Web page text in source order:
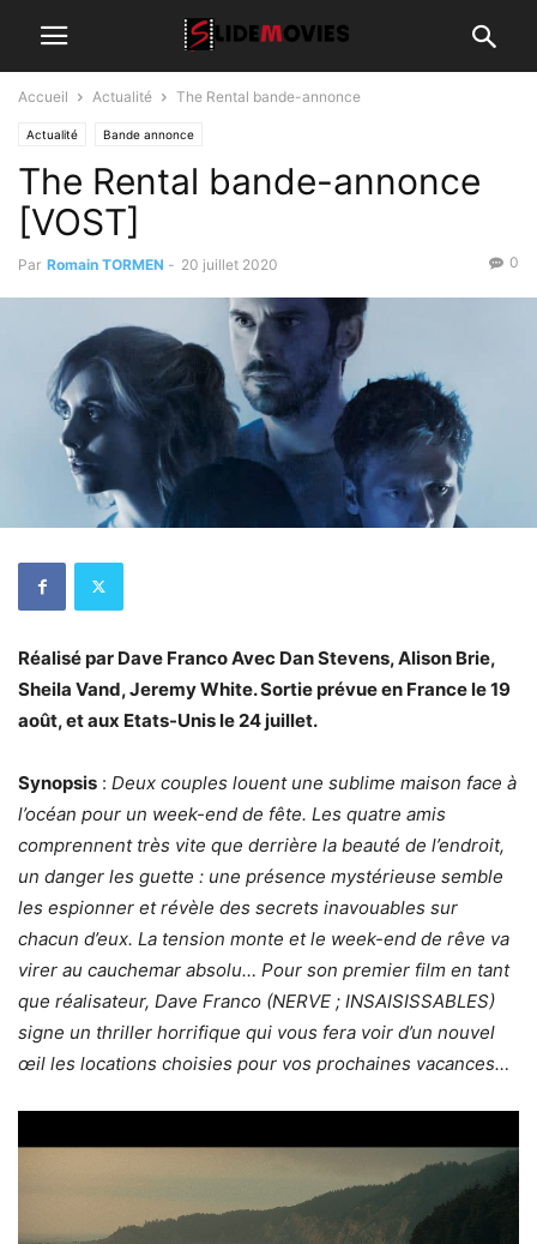
Accueil Actualité The Rental bande-annonce
Actualité Bande annonce
The Rental bande-annonce
[VOST]
Par Romain TORMEN - 20 juillet 2020 0
Réalisé par Dave Franco Avec Dan Stevens, Alison Brie,
Sheila Vand, Jeremy White. Sortie prévue en France le 19
août, et aux Etats-Unis le 24 juillet.
Synopsis : Deux couples louent une sublime maison face à
l’océan pour un week-end de fête. Les quatre amis
comprennent très vite que derrière la beauté de l’endroit,
un danger les guette : une présence mystérieuse semble
les espionner et révèle des secrets inavouables sur
chacun d’eux. La tension monte et le week-end de rêve va
virer au cauchemar absolu… Pour son premier film en tant
que réalisateur, Dave Franco (NERVE ; INSAISISSABLES)
signe un thriller horrifique qui vous fera voir d’un nouvel
œil les locations choisies pour vos prochaines vacances…